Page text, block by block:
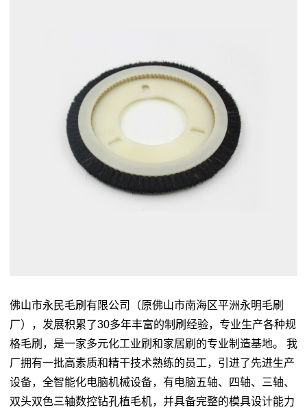
佛山市永民毛刷有限公司（原佛山市南海区平洲永明毛刷
厂），发展积累了30多年丰富的制刷经验，专业生产各种规
格毛刷，是一家多元化工业刷和家居刷的专业制造基地。 我
厂拥有一批高素质和精干技术熟练的员工，引进了先进生产
设备，全智能化电脑机械设备，有电脑五轴、四轴、三轴、
双头双色三轴数控钻孔植毛机，并具备完整的模具设计能力